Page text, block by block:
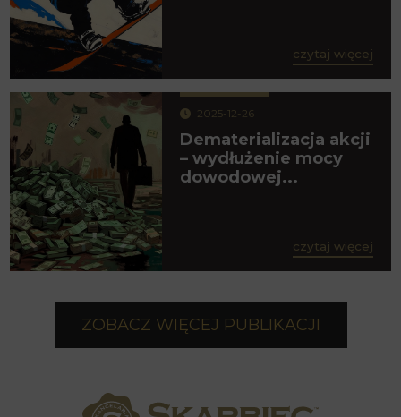
czytaj więcej
2025-12-26
Dematerializacja akcji
– wydłużenie mocy
dowodowej...
czytaj więcej
ZOBACZ WIĘCEJ PUBLIKACJI